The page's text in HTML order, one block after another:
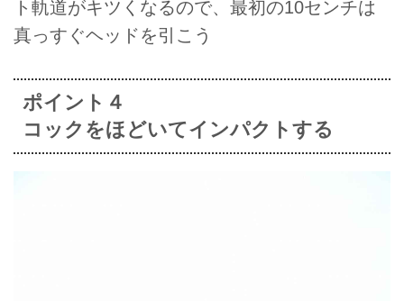
ト軌道がキツくなるので、最初の10センチは
真っすぐヘッドを引こう
ポイント４
コックをほどいてインパクトする